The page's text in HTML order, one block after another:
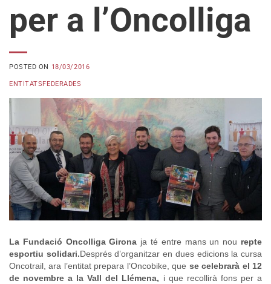
per a l’Oncolliga
POSTED ON 18/03/2016
ENTITATSFEDERADES
La Fundació Oncolliga Girona ja té entre mans un nou repte
esportiu solidari.Després d’organitzar en dues edicions la cursa
Oncotrail, ara l’entitat prepara l’Oncobike, que se celebrarà el 12
de novembre a la Vall del Llémena, i que recollirà fons per a